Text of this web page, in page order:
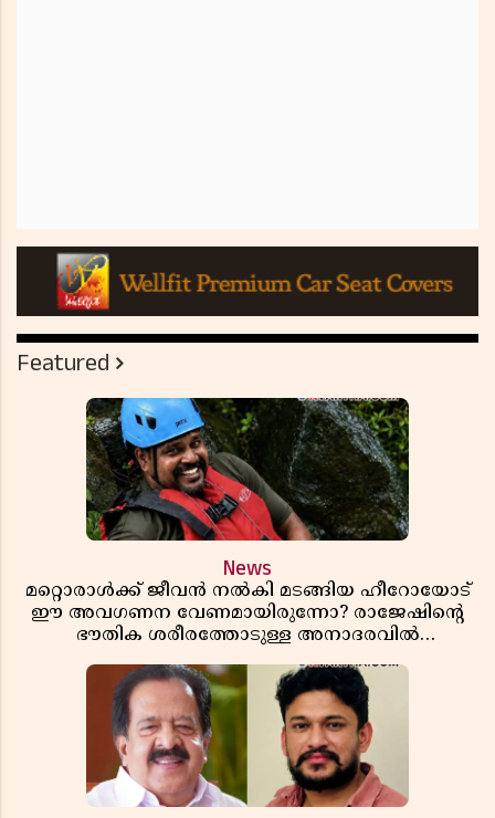
Featured
News
മറ്റൊരാൾക്ക് ജീവൻ നൽകി മടങ്ങിയ ഹീറോയോട്
ഈ അവഗണന വേണമായിരുന്നോ? രാജേഷിൻ്റെ
ഭൗതിക ശരീരത്തോടുള്ള അനാദരവിൽ